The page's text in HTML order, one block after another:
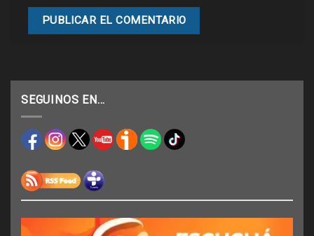
SEGUINOS EN…